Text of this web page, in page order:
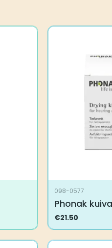
098-0577
Phonak
€21.50